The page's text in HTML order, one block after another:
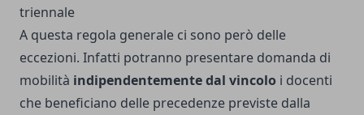
triennale
A questa regola generale ci sono però delle
eccezioni. Infatti potranno presentare domanda di
mobilità indipendentemente dal vincolo i docenti
che beneficiano delle precedenze previste dalla